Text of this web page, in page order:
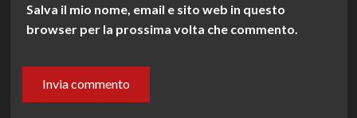
Salva il mio nome, email e sito web in questo
browser per la prossima volta che commento.